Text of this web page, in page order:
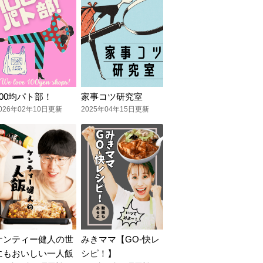
均パト部！
年02年10日更新
家事コツ研究室
2025年04年15日更新
ンティー健人の世
もおいしい一人飯
みきママ【GO-快レ
シピ！】